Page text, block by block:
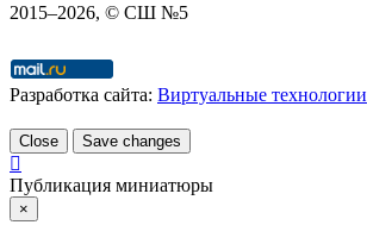
2015–2026, © СШ №5
Разработка сайта: Виртуальные технологии
Close Save changes
Публикация миниатюры
×